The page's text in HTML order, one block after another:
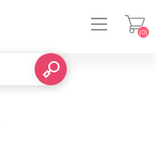
(0)